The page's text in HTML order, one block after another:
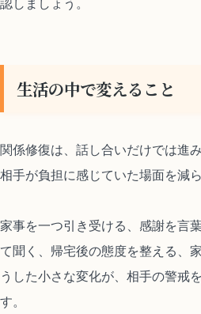
認しましょう。
生活の中で変えること
関係修復は、話し合いだけでは進
相手が負担に感じていた場面を減
家事を一つ引き受ける、感謝を言
て聞く、帰宅後の態度を整える、
うした小さな変化が、相手の警戒
す。